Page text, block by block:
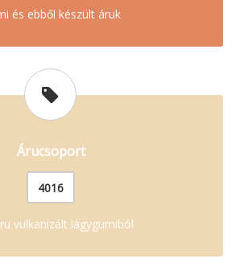
és ebből készült áruk
Árucsoport
4016
vulkanizált lágygumiból